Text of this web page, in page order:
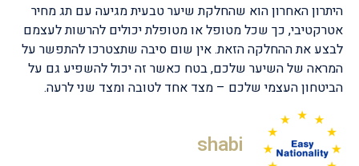
היתרון האחרון הוא שהחלקת שיער טבעית מגיעה עם תג מחיר
אטרקטיבי, כך שכל מטופל או מטופלת יכולים להרשות לעצמם
לבצע את ההחלקה הזאת. אין שום סיבה שתצטרכו להתפשר על
המראה של השיער שלכם, בטח כאשר זה יכול להשפיע גם על
הביטחון העצמי שלכם – מצד אחד לטובה ומצד שני לרעה.
shabi